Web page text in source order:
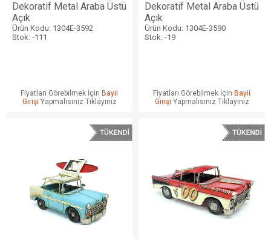
Dekoratif Metal Araba Üstü
Açık
Ürün Kodu: 1304E-3592
Stok: -111
Fiyatları Görebilmek İçin Bayii
Girişi Yapmalısınız Tıklayınız
Dekoratif Metal Araba Üstü
Açık
Ürün Kodu: 1304E-3590
Stok: -19
Fiyatları Görebilmek İçin Bayii
Girişi Yapmalısınız Tıklayınız